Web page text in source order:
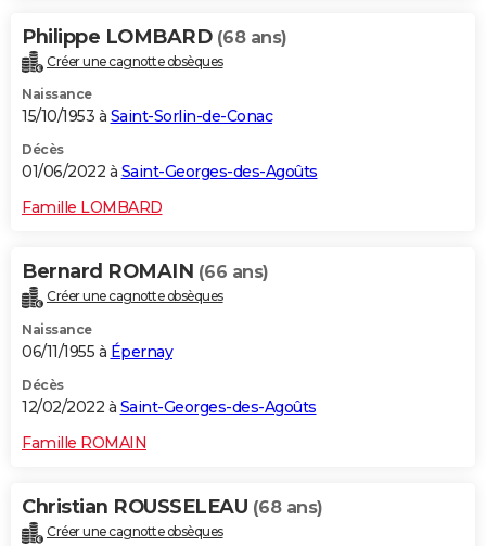
Philippe LOMBARD (68 ans)
Créer une cagnotte obsèques
Naissance
15/10/1953 à Saint-Sorlin-de-Conac
Décès
01/06/2022 à Saint-Georges-des-Agoûts
Famille LOMBARD
Bernard ROMAIN (66 ans)
Créer une cagnotte obsèques
Naissance
06/11/1955 à Épernay
Décès
12/02/2022 à Saint-Georges-des-Agoûts
Famille ROMAIN
Christian ROUSSELEAU (68 ans)
Créer une cagnotte obsèques